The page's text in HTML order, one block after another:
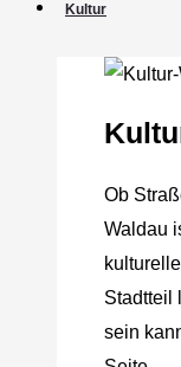
Kultur
Ob
Waldau
Stadtteil
sein